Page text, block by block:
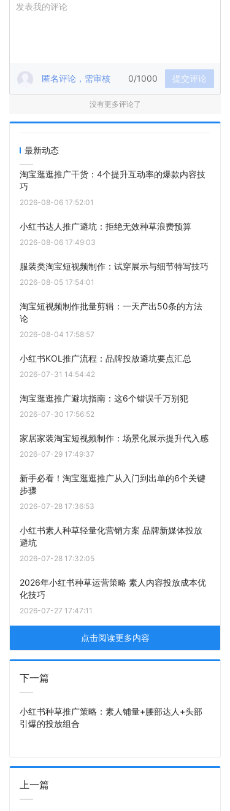
匿名评论，需审核 0/1000 提交评论
没有更多评论了
最新动态
淘宝逛逛推广干货：4个提升互动率的爆款内容技
巧
2026-08-06 17:52:01
小红书达人推广避坑：拒绝无效种草浪费预算
2026-08-06 17:49:03
服装类淘宝短视频制作：试穿展示与细节特写技巧
2026-08-05 17:54:01
淘宝短视频制作批量剪辑：一天产出50条的方法
论
2026-08-04 17:58:57
小红书KOL推广流程：品牌投放避坑要点汇总
2026-07-31 14:54:42
淘宝逛逛推广避坑指南：这6个错误千万别犯
2026-07-30 17:56:52
家居家装淘宝短视频制作：场景化展示提升代入感
2026-07-29 17:49:37
新手必看！淘宝逛逛推广从入门到出单的6个关键
步骤
2026-07-28 17:36:53
小红书素人种草轻量化营销方案 品牌新媒体投放
避坑
2026-07-28 17:32:05
2026年小红书种草运营策略 素人内容投放成本优
化技巧
2026-07-27 17:47:11
点击阅读更多内容
下一篇
小红书种草推广策略：素人铺量+腰部达人+头部
引爆的投放组合
上一篇